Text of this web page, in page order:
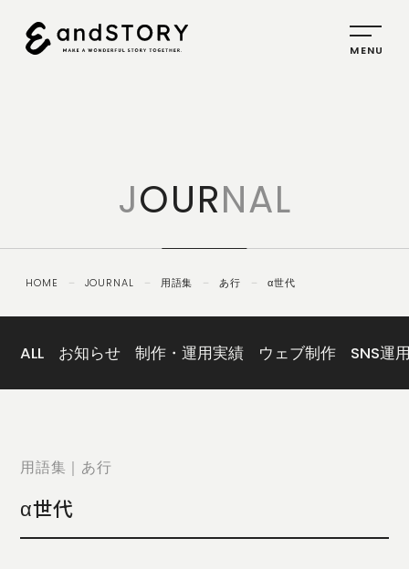
SERVICE
PLANNING
CREATIVE
IDENTITY
ABOUT
US
COMPANY
JOURNAL
CONTACT
US
JOURNAL
HOME － JOURNAL － 用語集 － あ行 － α世代
ALL お知らせ 制作・運用実績 ウェブ制作 SNS運
用語集｜あ行
α世代